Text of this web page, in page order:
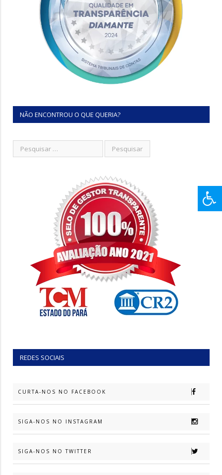
NÃO ENCONTROU O QUE QUERIA?
REDES SOCIAIS
CURTA-NOS NO FACEBOOK
SIGA-NOS NO INSTAGRAM
SIGA-NOS NO TWITTER